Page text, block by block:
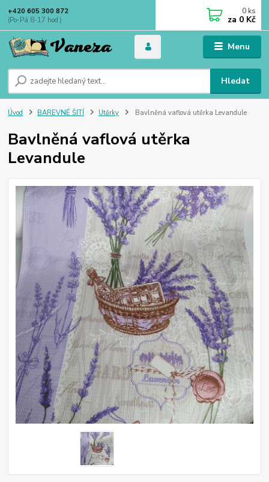
Menu
Hledat
+420 605 300 872
(Po-Pá 8-17 hod.)
0 ks
za 0 Kč
Úvod BAREVNÉ ŠITÍ Utěrky Bavlněná vaflová utěrka Levandule
Bavlněná vaflová utěrka
Levandule